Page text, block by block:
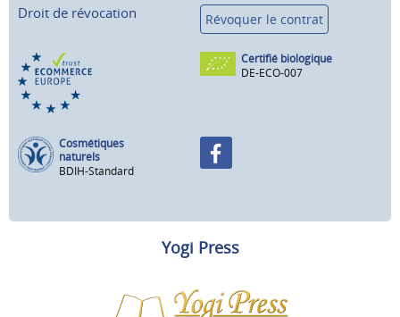
Droit de révocation
Révoquer le contrat
Certifié biologique
DE-ECO-007
Cosmétiques
naturels
BDIH-Standard
Yogi Press